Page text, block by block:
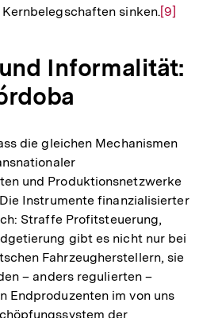
sinken.Zur
Fußnote
[9]
Informalität:
die gleichen Mechanismen
und Produktionsnetzwerke
Instrumente finanzialisierter
Straffe Profitsteuerung,
gibt es nicht nur bei
Fahrzeugherstellern, sie
– anders regulierten –
Endproduzenten im von uns
der